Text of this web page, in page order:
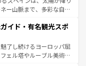
ア料理を堪能することも
れない旅をしてみよう！
ー山脈まで、多彩な自然
なフラメンコ、熱気あふ
が生活の一部となってい
雰囲気や、バルセロナの
は古代ローマ遺跡や中世
イド・有名観光スポ
了し続けるヨーロッパ屈
ェル塔やルーブル美術館